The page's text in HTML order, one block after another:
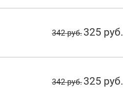
342 руб. 325 руб.
342 руб. 325 руб.